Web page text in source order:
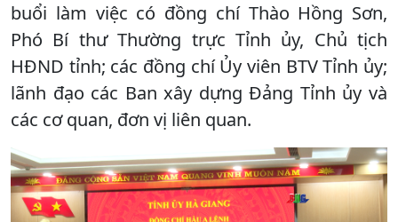
buổi làm việc có đồng chí Thào Hồng Sơn,
Phó Bí thư Thường trực Tỉnh ủy, Chủ tịch
HĐND tỉnh; các đồng chí Ủy viên BTV Tỉnh ủy;
lãnh đạo các Ban xây dựng Đảng Tỉnh ủy và
các cơ quan, đơn vị liên quan.